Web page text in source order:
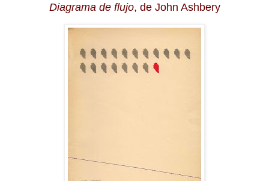
Diagrama de flujo, de John Ashbery